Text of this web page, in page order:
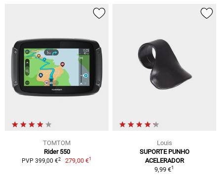
TOMTOM
Rider 550
PVP 399,00 €2 279,00 €1
Louis
SUPORTE PUNHO
ACELERADOR
9,99 €1